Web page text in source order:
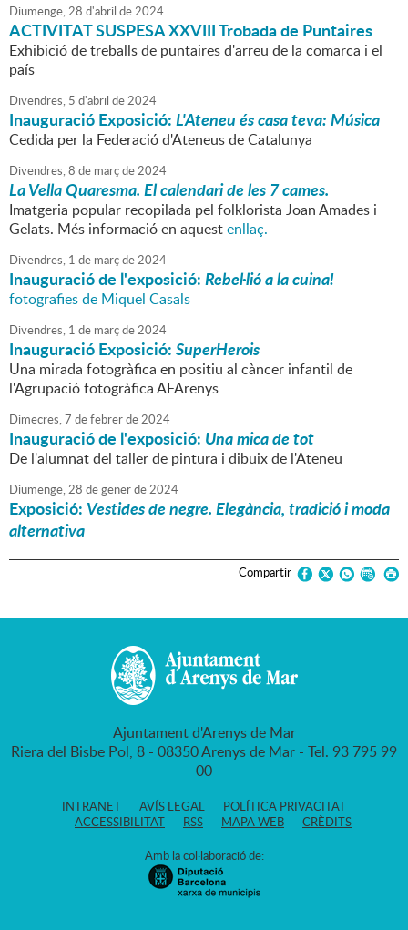
Diumenge,28 d'abril de2024
ACTIVITAT SUSPESAXXVIII Trobada de Puntaires
Exhibició de treballs de puntaires d'arreu de la comarca i el
país
Divendres, 5 d'abril de2024
Inauguració Exposició:L'Ateneu és casa teva: Música
Cedida per la Federació d'Ateneus de Catalunya
Divendres,8 de marçde2024
La Vella Quaresma. El calendari de les 7 cames.
Imatgeria popular recopilada pel folklorista Joan Amades i
Gelats. Més informació en aquestenllaç.
Divendres, 1 de marçde2024
Inauguració de l'exposició:Rebel·lió a la cuina!
fotografies de Miquel Casals
Divendres, 1 de marçde2024
Inauguració Exposició:SuperHerois
Una mirada fotogràfica en positiu al càncer infantil de
l'Agrupació fotogràfica AFArenys
Dimecres,7 defebrerde2024
Inauguració de l'exposició: Una mica de tot
De l'alumnat del taller de pintura i dibuix de l'Ateneu
Diumenge,28 degenerde2024
Exposició: Vestides de negre. Elegància, tradició i moda
alternativa
Compartir
Ajuntament d'Arenys de Mar
Riera del Bisbe Pol, 8 - 08350 Arenys de Mar - Tel. 93 795 99
00
INTRANET AVÍS LEGAL
POLÍTICA PRIVACITAT
ACCESSIBILITAT
RSS MAPA WEB CRÈDITS
Amb la col·laboració de: